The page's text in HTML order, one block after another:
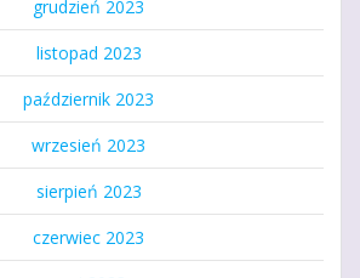
grudzień 2023
listopad 2023
październik 2023
wrzesień 2023
sierpień 2023
czerwiec 2023